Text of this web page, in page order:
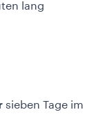
lang
sieben Tage im